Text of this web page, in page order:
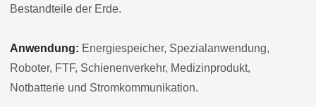
Bestandteile der Erde.
Anwendung: Energiespeicher, Spezialanwendung,
Roboter, FTF, Schienenverkehr, Medizinprodukt,
Notbatterie und Stromkommunikation.